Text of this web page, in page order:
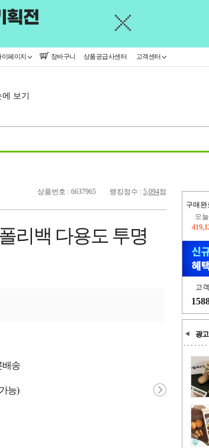
이페이지 장바구니 상품공급사센터 고객센터
보기
구매완
오
고
광고
상품번호 : 6637965 랭킹점수 : 5,094점
리백 다용도 투명
배송
능)